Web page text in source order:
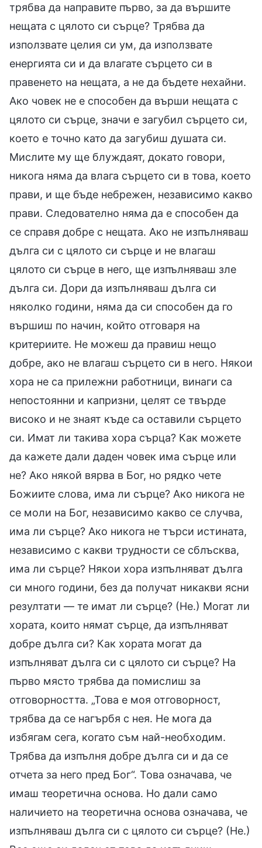
трябва да направите първо, за да вършите
нещата с цялото си сърце? Трябва да
използвате целия си ум, да използвате
енергията си и да влагате сърцето си в
правенето на нещата, а не да бъдете нехайни.
Ако човек не е способен да върши нещата с
цялото си сърце, значи е загубил сърцето си,
което е точно като да загубиш душата си.
Мислите му ще блуждаят, докато говори,
никога няма да влага сърцето си в това, което
прави, и ще бъде небрежен, независимо какво
прави. Следователно няма да е способен да
се справя добре с нещата. Ако не изпълняваш
дълга си с цялото си сърце и не влагаш
цялото си сърце в него, ще изпълняваш зле
дълга си. Дори да изпълняваш дълга си
няколко години, няма да си способен да го
вършиш по начин, който отговаря на
критериите. Не можеш да правиш нещо
добре, ако не влагаш сърцето си в него. Някои
хора не са прилежни работници, винаги са
непостоянни и капризни, целят се твърде
високо и не знаят къде са оставили сърцето
си. Имат ли такива хора сърца? Как можете
да кажете дали даден човек има сърце или
не? Ако някой вярва в Бог, но рядко чете
Божиите слова, има ли сърце? Ако никога не
се моли на Бог, независимо какво се случва,
има ли сърце? Ако никога не търси истината,
независимо с какви трудности се сблъсква,
има ли сърце? Някои хора изпълняват дълга
си много години, без да получат никакви ясни
резултати — те имат ли сърце? (Не.) Могат ли
хората, които нямат сърце, да изпълняват
добре дълга си? Как хората могат да
изпълняват дълга си с цялото си сърце? На
първо място трябва да помислиш за
отговорността. „Това е моя отговорност,
трябва да се нагърбя с нея. Не мога да
избягам сега, когато съм най-необходим.
Трябва да изпълня добре дълга си и да се
отчета за него пред Бог“. Това означава, че
имаш теоретична основа. Но дали само
наличието на теоретична основа означава, че
изпълняваш дълга си с цялото си сърце? (Не.)